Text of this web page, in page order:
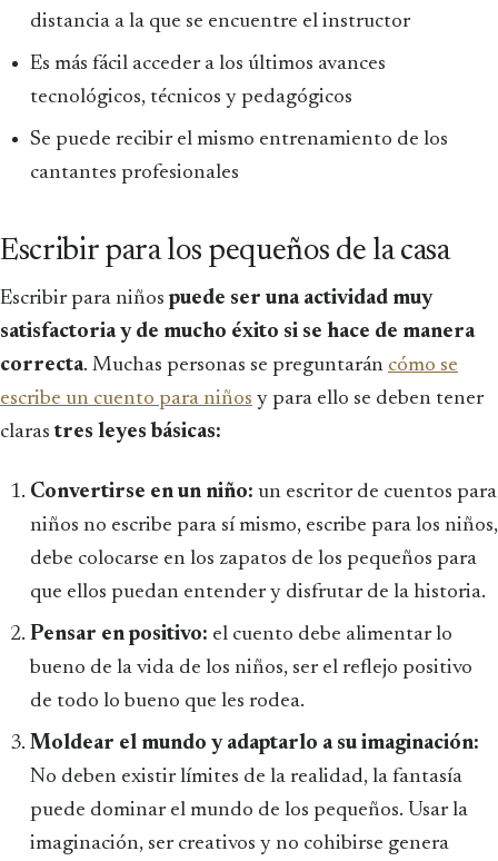
distancia a la que se encuentre el instructor
Es más fácil acceder a los últimos avances
tecnológicos, técnicos y pedagógicos
Se puede recibir el mismo entrenamiento de los
cantantes profesionales
Escribir para los pequeños de la casa
Escribir para niños puede ser una actividad muy
satisfactoria y de mucho éxito si se hace de manera
correcta. Muchas personas se preguntarán cómo se
escribe un cuento para niños y para ello se deben tener
clarastres leyes básicas:
Convertirse en un niño: un escritor de cuentos para
niños no escribe para sí mismo, escribe para los niños,
debe colocarse en los zapatos de los pequeños para
que ellos puedan entender y disfrutar de la historia.
Pensar en positivo: el cuento debe alimentar lo
bueno de la vida de los niños, ser el reflejo positivo
de todo lo bueno que les rodea.
Moldear el mundo y adaptarlo a su imaginación:
No deben existir límites de la realidad, la fantasía
puede dominar el mundo de los pequeños. Usar la
imaginación, ser creativos y no cohibirse genera